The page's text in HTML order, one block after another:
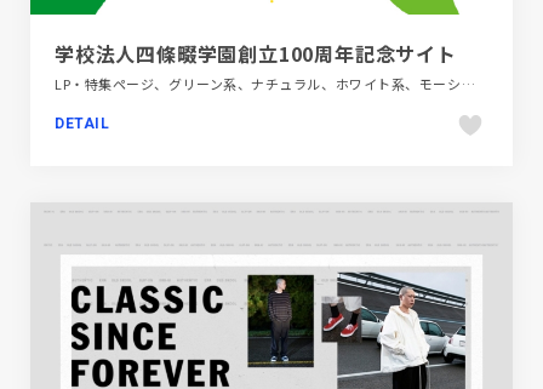
学校法人四條畷学園創立100周年記念サイト
LP・特集ページ、グリーン系、ナチュラル、ホワイト系、モーション多め、教育・学校
DETAIL